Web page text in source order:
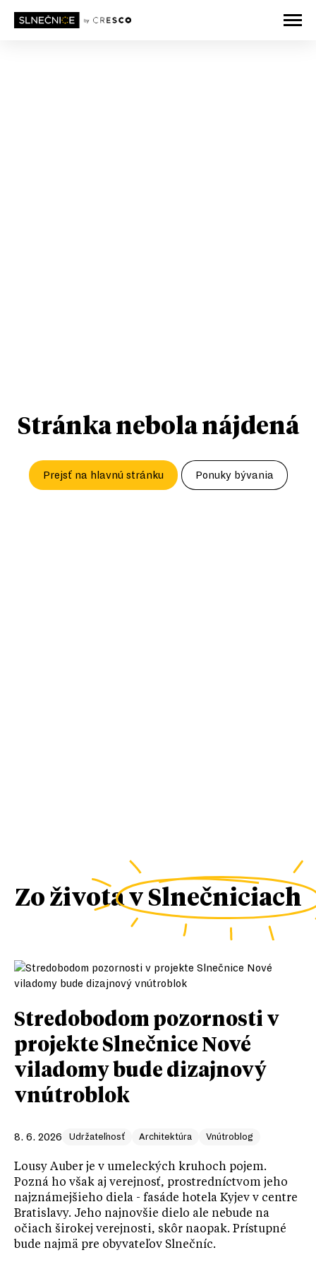
Stránka nebola nájdená
Prejsť na hlavnú stránku Ponuky bývania
Zo životav Slnečniciach
Stredobodom pozornosti v
projekte Slnečnice Nové
viladomy bude dizajnový
vnútroblok
8. 6. 2026 Udržateľnosť Architektúra Vnútroblog
Lousy Auber je v umeleckých kruhoch pojem.
Pozná ho však aj verejnosť, prostredníctvom jeho
najznámejšieho diela - fasáde hotela Kyjev v centre
Bratislavy. Jeho najnovšie dielo ale nebude na
očiach širokej verejnosti, skôr naopak. Prístupné
bude najmä pre obyvateľov Slnečníc.